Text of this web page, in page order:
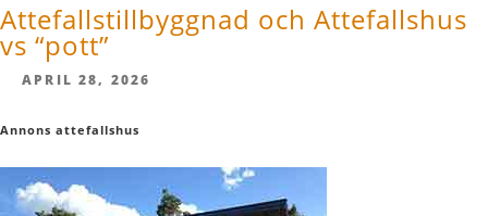
Attefallstillbyggnad och Attefallshus
vs “pott”
APRIL 28, 2026
Annons attefallshus